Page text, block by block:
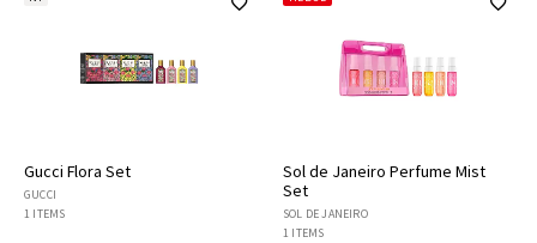
Gucci Flora Set
GUCCI
1 ITEMS
Sol de Janeiro Perfume Mist
Set
SOL DE JANEIRO
1 ITEMS